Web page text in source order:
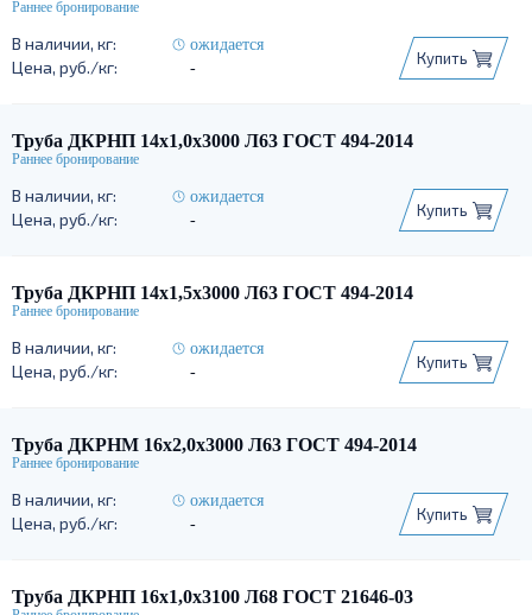
ожидается
-
Купить
Труба ДКРНП 14х1,0х3000 Л63 ГОСТ 494-2014
ожидается
-
Купить
Труба ДКРНП 14х1,5х3000 Л63 ГОСТ 494-2014
ожидается
-
Купить
Труба ДКРНМ 16х2,0х3000 Л63 ГОСТ 494-2014
ожидается
-
Купить
Труба ДКРНП 16х1,0х3100 Л68 ГОСТ 21646-03